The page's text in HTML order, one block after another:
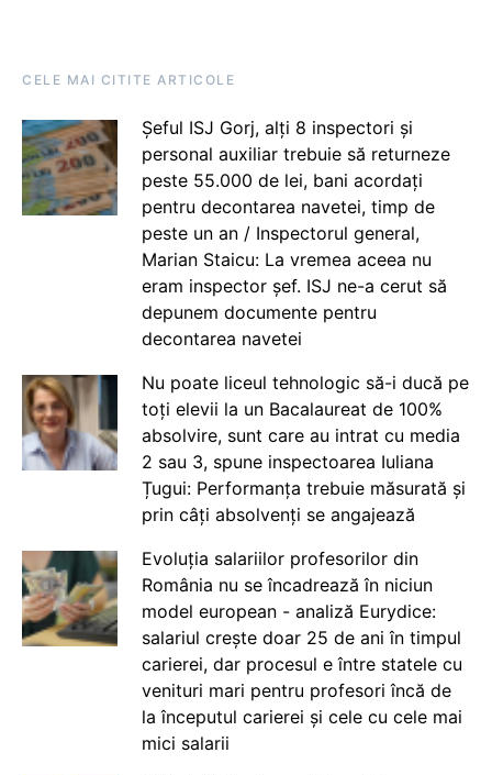
CELE MAI CITITE ARTICOLE
Șeful ISJ Gorj, alți 8 inspectori și
personal auxiliar trebuie să returneze
peste 55.000 de lei, bani acordați
pentru decontarea navetei, timp de
peste un an / Inspectorul general,
Marian Staicu: La vremea aceea nu
eram inspector șef. ISJ ne-a cerut să
depunem documente pentru
decontarea navetei
Nu poate liceul tehnologic să-i ducă pe
toți elevii la un Bacalaureat de 100%
absolvire, sunt care au intrat cu media
2 sau 3, spune inspectoarea Iuliana
Țugui: Performanța trebuie măsurată și
prin câți absolvenți se angajează
Evoluția salariilor profesorilor din
România nu se încadrează în niciun
model european - analiză Eurydice:
salariul crește doar 25 de ani în timpul
carierei, dar procesul e între statele cu
venituri mari pentru profesori încă de
la începutul carierei și cele cu cele mai
mici salarii